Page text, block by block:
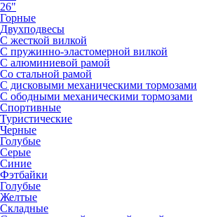
26"
Горные
Двухподвесы
С жесткой вилкой
С пружинно-эластомерной вилкой
С алюминиевой рамой
Со стальной рамой
С дисковыми механическими тормозами
С ободными механическими тормозами
Спортивные
Туристические
Черные
Голубые
Серые
Синие
Фэтбайки
Голубые
Желтые
Складные